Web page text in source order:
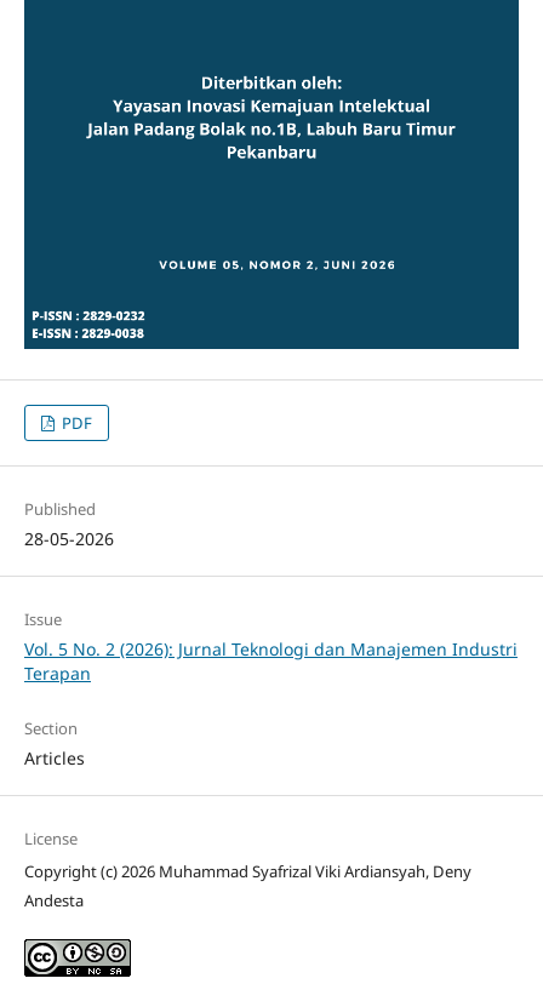
PDF
Published
28-05-2026
Issue
Vol. 5 No. 2 (2026): Jurnal Teknologi dan Manajemen Industri
Terapan
Section
Articles
License
Copyright (c) 2026 Muhammad Syafrizal Viki Ardiansyah, Deny
Andesta